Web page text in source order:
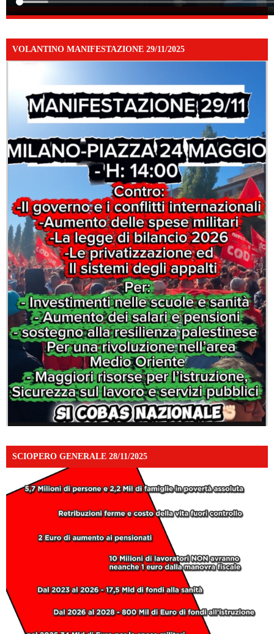
VOLANTINO MANIFESTAZIONE 29/11/2025
SCIOPERO GENERALE 28/11/2025